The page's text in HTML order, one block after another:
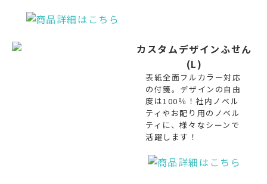
カスタムデザインふせん
(L)
表紙全面フルカラー対応
の付箋。デザインの自由
度は100％！社内ノベル
ティやお配り用のノベル
ティに、様々なシーンで
活躍します！